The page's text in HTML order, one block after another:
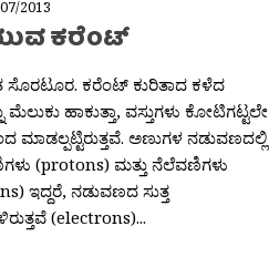
2013
ಕರೆಂಟ್
ಸೊರಟೂರ. ಕರೆಂಟ್ ಕುರಿತಾದ ಕಳೆದ
ಮೆಲುಕು ಹಾಕುತ್ತಾ, ವಸ್ತುಗಳು ಕೋಟಿಗಟ್ಟಲೇ
ಮಾಡಲ್ಪಟ್ಟಿರುತ್ತವೆ. ಅಣುಗಳ ನಡುವಣದಲ್ಲಿ
(protons) ಮತ್ತು ನೆಲೆವಣಿಗಳು
ಇದ್ದರೆ, ನಡುವಣದ ಸುತ್ತ
(electrons)...